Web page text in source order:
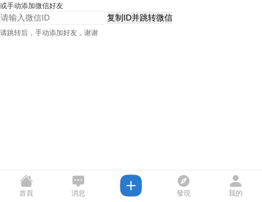
或手动添加微信好友
复制ID并跳转微信
请跳转后，手动添加好友，谢谢
首頁 消息 發現 我的